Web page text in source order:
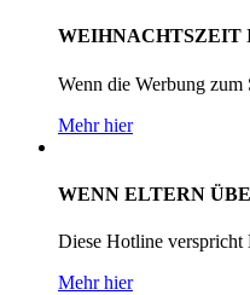
WEIHNACHTSZEIT
Wenn die Werbung
Mehr hier
WENN ELTERN
Diese Hotline verspricht
Mehr hier